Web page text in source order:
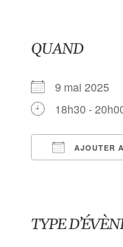
QUAND
9 mai 2025
18h30 -
AJOUTER
TYPE